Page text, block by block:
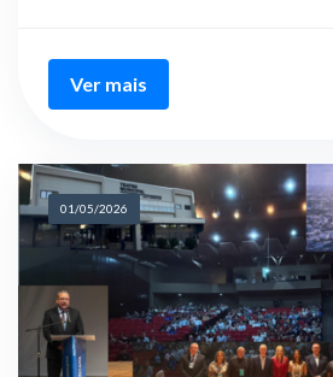
Ver mais
01/05/2026